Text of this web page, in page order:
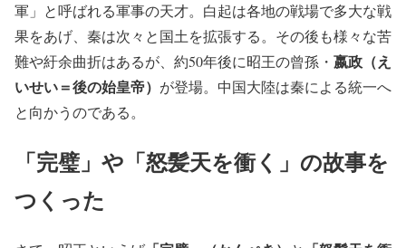
軍」と呼ばれる軍事の天才。白起は各地の戦場で多大な戦
果をあげ、秦は次々と国土を拡張する。その後も様々な苦
難や紆余曲折はあるが、約50年後に昭王の曾孫・ 嬴政（え
いせい＝後の始皇帝） が登場。中国大陸は秦による統一へ
と向かうのである。
「完璧」や「怒髪天を衝く」の故事を
つくった